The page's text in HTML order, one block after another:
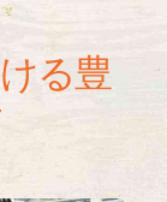
る豊